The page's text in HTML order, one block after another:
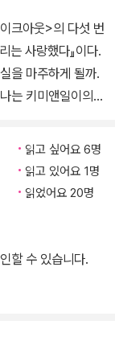
는 사랑했다』이다.
을 마주하게 될까.
는 키미앤일이의
영혼이 지녔을 공허
영혼이 있을 자리
이어지는 대화로 독
읽고 싶어요 6명
읽고 있어요 1명
읽었어요 20명
할 수 있습니다.